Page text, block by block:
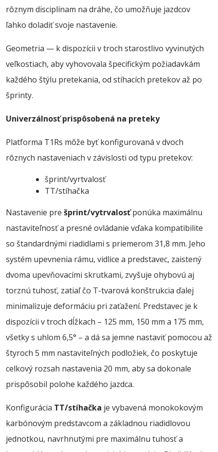
rôznym disciplínam na dráhe, čo umožňuje jazdcov
ľahko doladiť svoje nastavenie.
Geometria — k dispozícii v troch starostlivo vyvinutých
veľkostiach, aby vyhovovala špecifickým požiadavkám
každého štýlu pretekania, od stíhacích pretekov až po
šprinty.
Univerzálnosť prispôsobená na preteky
Platforma T1Rs môže byť konfigurovaná v dvoch
rôznych nastaveniach v závislosti od typu pretekov:
šprint/vyrtvalosť
TT/stíhačka
Nastavenie pre šprint/vytrvalosťponúka maximálnu
nastaviteľnosť a presné ovládanie vďaka kompatibilite
so štandardnými riadidlami s priemerom 31,8 mm. Jeho
systém upevnenia rámu, vidlice a predstavec, zaistený
dvoma upevňovacími skrutkami, zvyšuje ohybovú aj
torznú tuhosť, zatiaľ čo T-tvarová konštrukcia ďalej
minimalizuje deformáciu pri zaťažení. Predstavec je k
dispozícii v troch dĺžkach – 125 mm, 150 mm a 175 mm,
všetky s uhlom 6,5° – a dá sa jemne nastaviť pomocou až
štyroch 5 mm nastaviteľných podložiek, čo poskytuje
celkový rozsah nastavenia 20 mm, aby sa dokonale
prispôsobil polohe každého jazdca.
Konfigurácia TT/stíhačka je vybavená monokokovým
karbónovým predstavcom a základnou riadidlovou
jednotkou, navrhnutými pre maximálnu tuhosť a